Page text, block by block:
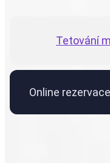
Tetování
Online